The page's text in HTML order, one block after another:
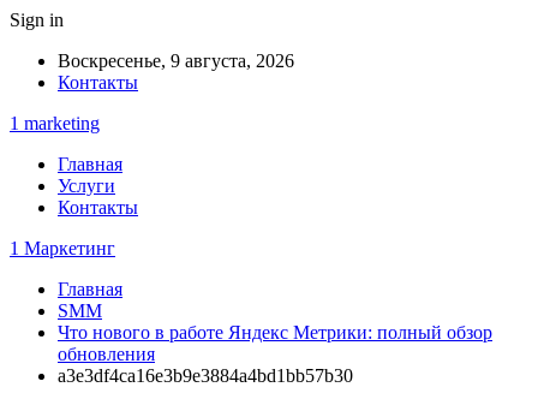
Sign in
Воскресенье, 9 августа, 2026
Контакты
1 marketing
Главная
Услуги
Контакты
1 Маркетинг
Главная
SMM
Что нового в работе Яндекс Метрики: полный обзор
обновления
a3e3df4ca16e3b9e3884a4bd1bb57b30